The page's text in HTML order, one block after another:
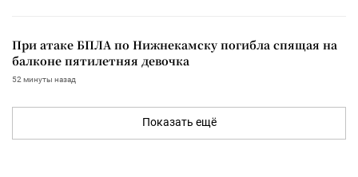
При атаке БПЛА по Нижнекамску погибла спящая на
балконе пятилетняя девочка
52 минуты назад
Показать ещё